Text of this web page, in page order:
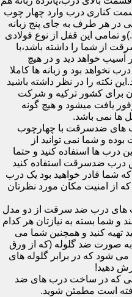
کناری درب وارد چهار چوب
(در نسخه های 16 تایی در هر طرف به جای پنج زبانه
تمامی این قفل از نوع فولادی
از شما را داشته باشد،با
خواهد دید و در هیچ
نخواهد بود و زبانه ها کاملا
نکته را در نظر داشته باشید
برای کشور ترکیه و شرکت
یافت میشود و هیچ گونه
ها نمی باشد.
های ضدسرقت با چهارچوب
و شما نمی توانید از
درب ها استفاده کنید و حتما
درب ضدسرقت استفاده کنید
شما قادر خواهید بود یک درب
از امنیت مکان مورد نظرتان
های درب ضد سرقت از دو مدل
شما بسته به نیازتان هر کدام
تهیه کنید و همچنین شما می
صورت ضد گلوله (که از ورق
شود که در برابر گلوله های
دهید!
که در ساخت درب های ضد
است مطمئن شوید.